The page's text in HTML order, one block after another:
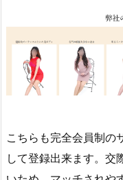
こちらも完全会員制の
して登録出来ます。交